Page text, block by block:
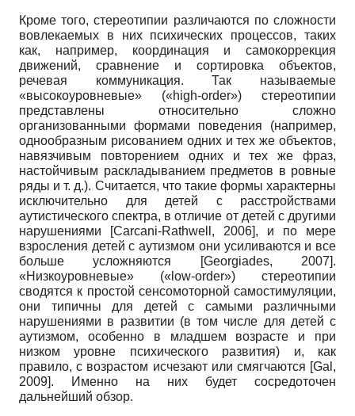
Кроме того, стереотипии различаются по сложности
вовлекаемых в них психических процессов, таких
как, например, координация и самокоррекция
движений, сравнение и сортировка объектов,
речевая коммуникация. Так называемые
«высокоуровневые» («high-order») стереотипии
представлены относительно сложно
организованными формами поведения (например,
однообразным рисованием одних и тех же объектов,
навязчивым повторением одних и тех же фраз,
настойчивым раскладыванием предметов в ровные
ряды и т. д.). Считается, что такие формы характерны
исключительно для детей с расстройствами
аутистического спектра, в отличие от детей с другими
нарушениями
[Carcani-Rathwell, 2006], и по мере
взросления детей с аутизмом они усиливаются и все
больше усложняются
[Georgiades, 2007].
«Низкоуровневые» (« low-order») стереотипии
сводятся к простой сенсо­моторной самостимуляции,
они типичны для детей с самыми различными
нарушениями в развитии (в том числе для детей с
аутизмом, особенно в младшем возрасте и при
низком уровне психического развития) и, как
правило, с возрастом исчезают или смягчаются [Gal,
2009]. Именно на них будет сосредоточен
дальнейший обзор.